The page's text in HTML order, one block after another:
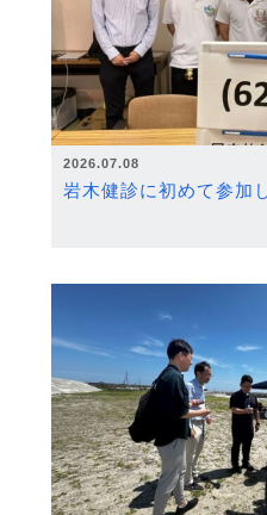
2026.07.08
岩木健診に初めて参加